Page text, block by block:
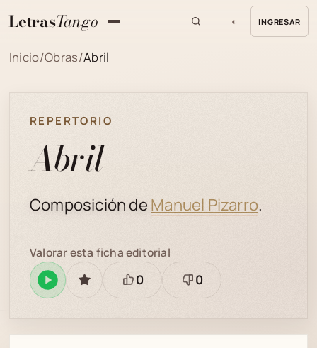
LetrasTango ◐ INGRESAR
Inicio/Obras/Abril
REPERTORIO
Abril
Composición deManuel Pizarro.
ReproducirGUARDAR
Valorar esta ficha editorial
Está
0
Necesita
0